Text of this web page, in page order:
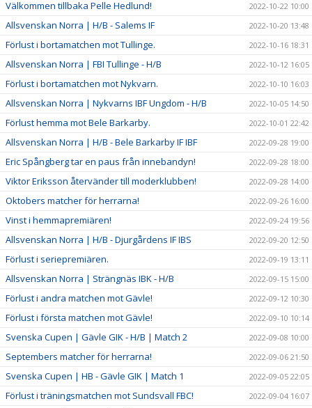
Välkommen tillbaka Pelle Hedlund! 2022-10-22 10:00
Allsvenskan Norra | H/B - Salems IF 2022-10-20 13:48
Förlust i bortamatchen mot Tullinge. 2022-10-16 18:31
Allsvenskan Norra | FBI Tullinge - H/B 2022-10-12 16:05
Förlust i bortamatchen mot Nykvarn. 2022-10-10 16:03
Allsvenskan Norra | Nykvarns IBF Ungdom - H/B 2022-10-05 14:50
Förlust hemma mot Bele Barkarby. 2022-10-01 22:42
Allsvenskan Norra | H/B - Bele Barkarby IF IBF 2022-09-28 19:00
Eric Spångberg tar en paus från innebandyn! 2022-09-28 18:00
Viktor Eriksson återvänder till moderklubben! 2022-09-28 14:00
Oktobers matcher för herrarna! 2022-09-26 16:00
Vinst i hemmapremiären! 2022-09-24 19:56
Allsvenskan Norra | H/B - Djurgårdens IF IBS 2022-09-20 12:50
Förlust i seriepremiären. 2022-09-19 13:11
Allsvenskan Norra | Strängnäs IBK - H/B 2022-09-15 15:00
Förlust i andra matchen mot Gävle! 2022-09-12 10:30
Förlust i första matchen mot Gävle! 2022-09-10 10:14
Svenska Cupen | Gävle GIK - H/B | Match 2 2022-09-08 10:00
Septembers matcher för herrarna! 2022-09-06 21:50
Svenska Cupen | HB - Gävle GIK | Match 1 2022-09-05 22:05
Förlust i träningsmatchen mot Sundsvall FBC! 2022-09-04 16:07